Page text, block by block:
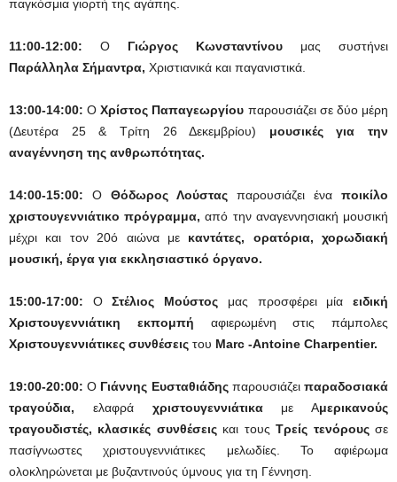
παγκόσμια γιορτή της αγάπης.
11:00-12:00: Ο Γιώργος Κωνσταντίνου μας συστήνει
Παράλληλα Σήμαντρα, Χριστιανικά και παγανιστικά.
13:00-14:00:OΧρίστος Παπαγεωργίου παρουσιάζει σε δύο μέρη
(Δευτέρα 25 & Τρίτη 26 Δεκεμβρίου) μουσικές για την
αναγέννηση της ανθρωπότητας.
14:00-15:00: Ο Θόδωρος Λούστας παρουσιάζει ένα ποικίλο
χριστουγεννιάτικο πρόγραμμα, από την αναγεννησιακή μουσική
μέχρι και τον 20ό αιώνα με καντάτες, ορατόρια, χορωδιακή
μουσική, έργα για εκκλησιαστικό όργανο.
15:00-17:00: ΟΣτέλιος Μούστος μας προσφέρει μίαειδική
Χριστουγεννιάτικη εκπομπή αφιερωμένη στις πάμπολες
Χριστουγεννιάτικες συνθέσεις του Marc -Antoine Charpentier.
19:00-20:00:Ο Γιάννης Ευσταθιάδηςπαρουσιάζειπαραδοσιακά
τραγούδια, ελαφρά χριστουγεννιάτικαμε Αμερικανούς
τραγουδιστές, κλασικές συνθέσειςκαι τουςΤρείς τενόρουςσε
πασίγνωστες χριστουγεννιάτικες μελωδίες. Το αφιέρωμα
ολοκληρώνεται με βυζαντινούς ύμνους για τη Γέννηση.